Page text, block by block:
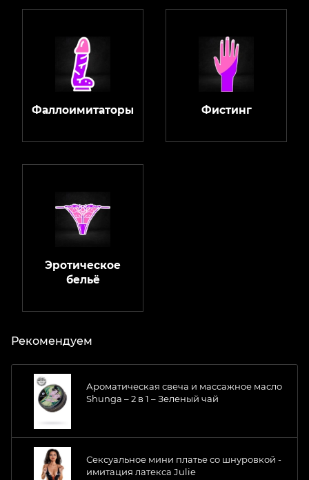
Фаллоимитаторы Фистинг
Эротическое
бельё
Рекомендуем
Ароматическая свеча и массажное масло
Shunga – 2 в 1 – Зеленый чай
Сексуальное мини платье со шнуровкой -
имитация латекса Julie